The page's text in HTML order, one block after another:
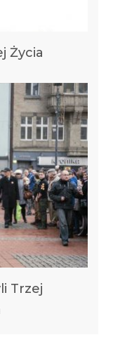
Życia
Trzej